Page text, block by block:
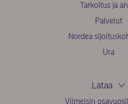
Tarkoitus ja
Palvelut
Nordea
Ura
Lataa
Viimeisin